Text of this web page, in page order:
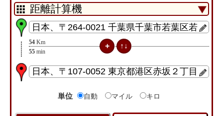
54 Km
55 min
単位 自動 マイル キロ